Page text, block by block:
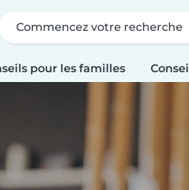
Commencez votre recherche
pour les familles